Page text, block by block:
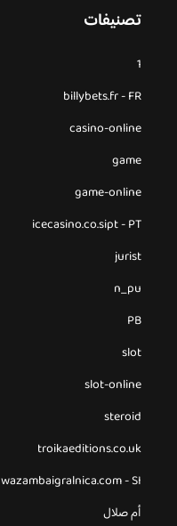
تصنيفات
1
billybets.fr - FR
casino-online
game
game-online
icecasino.co.sipt - PT
jurist
n_pu
PB
slot
slot-online
steroid
troikaeditions.co.uk
wazambaigralnica.com - SI
أم صلال